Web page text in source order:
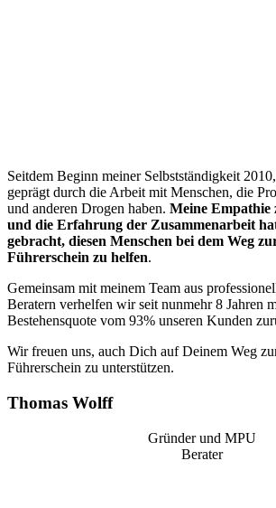
Seitdem Beginn meiner Selbstständigkeit
geprägt durch die Arbeit mit Menschen, die
und anderen Drogen haben. Meine Empathie
und die Erfahrung der Zusammenarbeit
gebracht, diesen Menschen bei dem Weg
Führerschein zu helfen.
Gemeinsam mit meinem Team aus
Beratern verhelfen wir seit nunmehr 8 Jahren
Bestehensquote vom 93% unseren Kunden
Wir freuen uns, auch Dich auf Deinem Weg
Führerschein zu unterstützen.
Thomas Wolff
Gründer und MPU
Berater